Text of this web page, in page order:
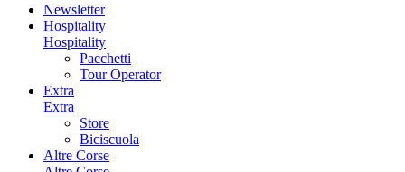
Newsletter
Hospitality
Hospitality
Pacchetti
Tour Operator
Extra
Extra
Store
Biciscuola
Altre Corse